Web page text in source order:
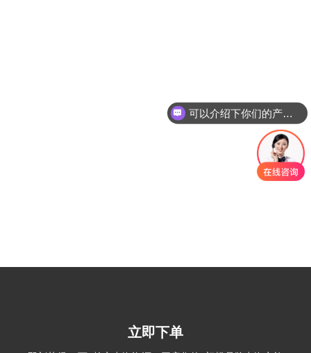
立即下单
可以介绍下你们的产品么